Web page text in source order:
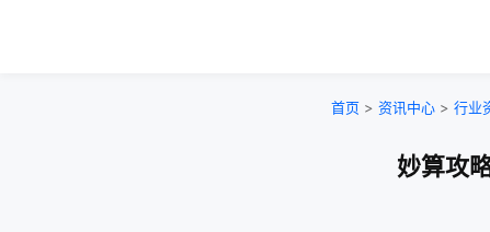
首页 > 资讯中心 > 行业
妙算攻